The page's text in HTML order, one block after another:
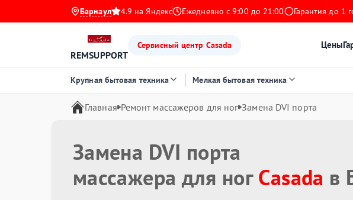
Барнаул 4.9 на Яндекс Ежедневно с 9:00 до 21:00 Гарантия до 1
REMSUPPORT
Сервисный центр Casada Цены
Крупная бытовая техника Мелкая бытовая техника
Главная Ремонт массажеров для ног Замена DVI порта
Замена DVI порта
массажера для ногCasada в